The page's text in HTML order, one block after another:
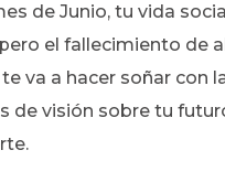
de Junio, tu vida
el fallecimiento de
va a hacer soñar con
de visión sobre tu